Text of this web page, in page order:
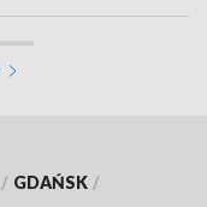
/ GDAŃSK /